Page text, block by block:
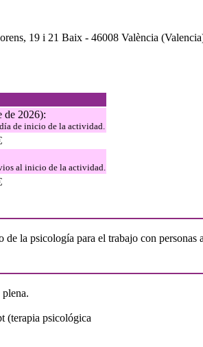
19 i 21 Baix - 46008 València
de 2026):
de inicio de la actividad.
al inicio de la actividad.
la psicología para el trabajo con personas
(terapia psicológica